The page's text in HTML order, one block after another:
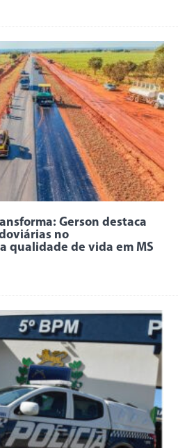
Gerson destaca
no
qualidade de vida em MS